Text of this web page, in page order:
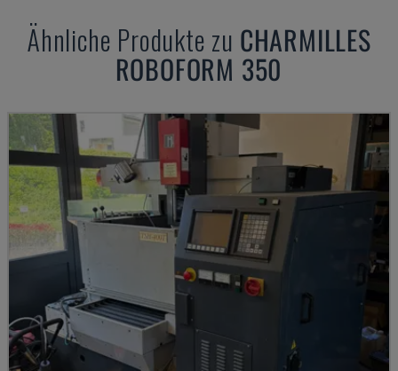
Ähnliche Produkte zu CHARMILLES
ROBOFORM 350